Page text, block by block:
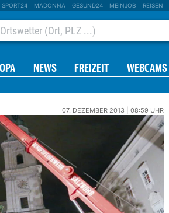
SPORT24 MADONNA GESUND24 MEINJOB REISEN
NEWS FREIZEIT WEBCAMS
07. DEZEMBER 2013 | 08:59 UHR